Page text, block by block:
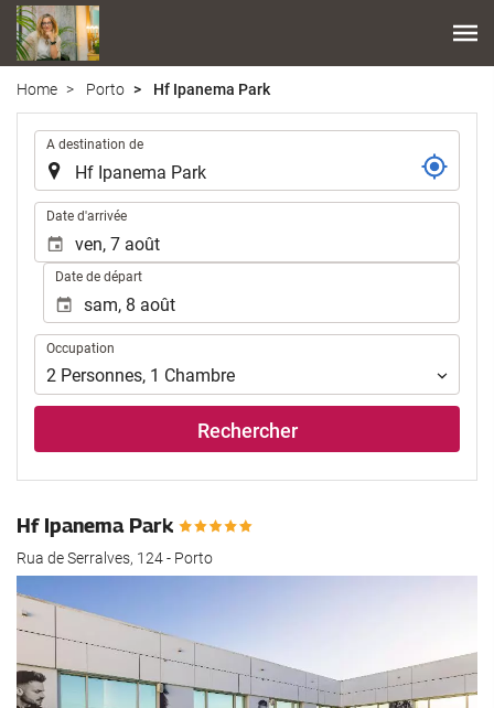
Home Porto Hf Ipanema Park
A destination de
Date d'arrivée
Date de départ
Occupation
Occupation
2 Personnes, 1 Chambre
Rechercher
Hf Ipanema Park
Rua de Serralves, 124 - Porto